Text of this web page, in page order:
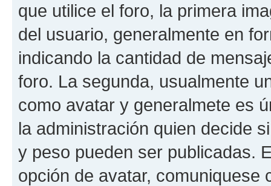
que utilice el foro, la primera
del usuario, generalmente en
indicando la cantidad de
foro. La segunda, usualmente
como avatar y generalmete es
la administración quien decide
y peso pueden ser publicadas.
opción de avatar, comuniquese